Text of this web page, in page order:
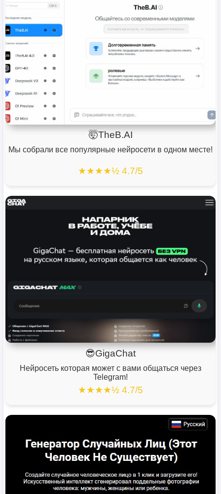
🤯TheB.AI
Мы собрали все популярные нейросети в одном месте!
★★★★½ 4.7/5
😎GigaChat
Нейросеть которая может с вами общаться через
Telegram!
★★★★½ 4.7/5